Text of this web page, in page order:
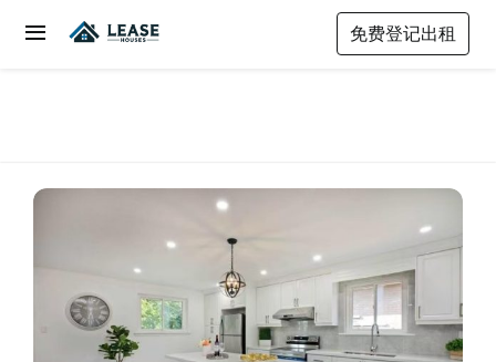
Toggle
免费登记出租